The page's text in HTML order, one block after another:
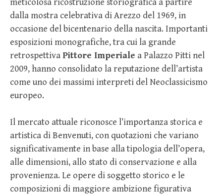
meticolosa ricostruzione storiografica a partire
dalla mostra celebrativa di Arezzo del 1969, in
occasione del bicentenario della nascita. Importanti
esposizioni monografiche, tra cui la grande
retrospettivaPittore Imperiale a Palazzo Pitti nel
2009, hanno consolidato la reputazione dell’artista
come uno dei massimi interpreti del Neoclassicismo
europeo.
Il mercato attuale riconosce l’importanza storica e
artistica di Benvenuti, con quotazioni che variano
significativamente in base alla tipologia dell’opera,
alle dimensioni, allo stato di conservazione e alla
provenienza. Le opere di soggetto storico e le
composizioni di maggiore ambizione figurativa